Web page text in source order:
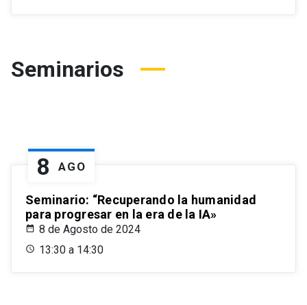
Seminarios
8 AGO
Seminario: “Recuperando la humanidad
para progresar en la era de la IA»
8 de Agosto de 2024
13:30 a 14:30